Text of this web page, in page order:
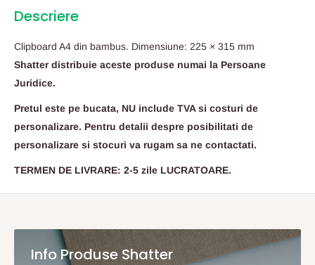
Descriere
Clipboard A4 din bambus. Dimensiune: 225 × 315 mm
Shatter distribuie aceste produse numai la Persoane
Juridice.
Pretul este pe bucata, NU include TVA si costuri de
personalizare. Pentru detalii despre posibilitati de
personalizare si stocuri va rugam sa ne contactati.
TERMEN DE LIVRARE: 2-5 zile LUCRATOARE.
Info Produse Shatter